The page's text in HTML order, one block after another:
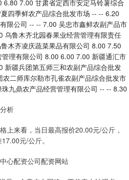
析
上来看，当日最高报价20.00元/公斤，
元/公斤。
心配资公司配资网站